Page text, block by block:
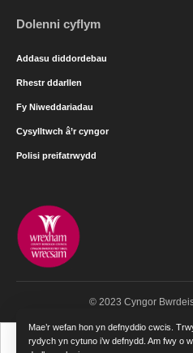
Mae’r wefan hon yn defnyddio cwcis.
rydych yn cytuno i’w defnydd. Am fwy o
Dolenni cyflym
Addasu diddordebau
Rhestr ddarllen
Fy Niweddariadau
Cysylltwch â’r cyngor
Polisi preifatrwydd
© 2023 Cyngor
Cymraeg